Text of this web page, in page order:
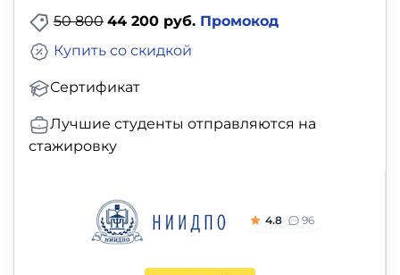
50 800 44 200 руб. Промокод
Сертификат
Купить со скидкой
Лучшие студенты отправляются на
стажировку
4.8 96